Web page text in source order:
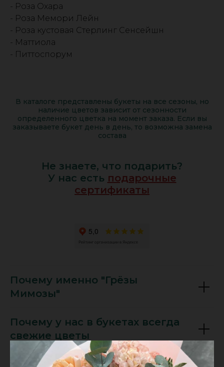
- Роза Охара
- Роза Мемори Лейн
- Роза кустовая Стерлинг Сенсейшн
- Маттиола
- Питтоспорум
В каталоге представлены букеты на все сезоны, но
наличие цветов зависит от сезонности
определенного цветка на момент заказа. Если вы
заказываете букет день в день, то возможна замена
состава
Не знаете, что подарить?
У нас есть подарочные
сертификаты
Почему именно "Грёзы
Мимозы"
Почему у нас в букетах всегда
свежие цветы
Все ли букеты в наличии?